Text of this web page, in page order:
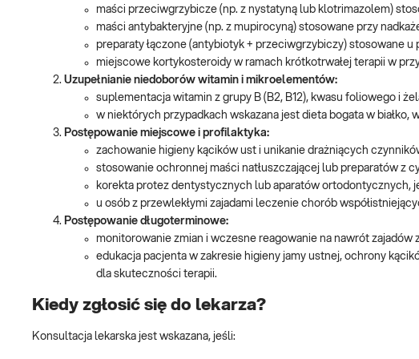
maści przeciwgrzybicze (np. z nystatyną lub klotrimazolem)
maści antybakteryjne (np. z mupirocyną) stosowane przy
preparaty łączone (antybiotyk + przeciwgrzybiczy) stosowane
miejscowe kortykosteroidy w ramach krótkotrwałej terapii w
Uzupełnianie niedoborów witamin i mikroelementów:
suplementacja witamin z grupy B (B2, B12), kwasu foliowego i
w niektórych przypadkach wskazana jest dieta bogata w białko,
Postępowanie miejscowe i profilaktyka:
zachowanie higieny kącików ust i unikanie drażniących
stosowanie ochronnej maści natłuszczającej lub preparatów z
korekta protez dentystycznych lub aparatów ortodontycznych,
u osób z przewlekłymi zajadami leczenie chorób
Postępowanie długoterminowe:
monitorowanie zmian i wczesne reagowanie na nawrót zajadów
edukacja pacjenta w zakresie higieny jamy ustnej, ochrony
dla skuteczności terapii.
Kiedy zgłosić się do lekarza?
Konsultacja lekarska jest wskazana, jeśli: